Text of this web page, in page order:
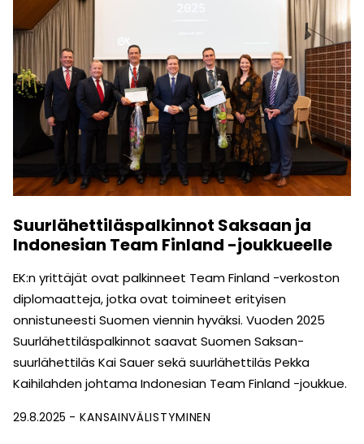
Suurlähettiläspalkinnot Saksaan ja
Indonesian Team Finland -joukkueelle
EK:n yrittäjät ovat palkinneet Team Finland -verkoston
diplomaatteja, jotka ovat toimineet erityisen
onnistuneesti Suomen viennin hyväksi. Vuoden 2025
Suurlähettiläspalkinnot saavat Suomen Saksan-
suurlähettiläs Kai Sauer sekä suurlähettiläs Pekka
Kaihilahden johtama Indonesian Team Finland -joukkue.
29.8.2025 KANSAINVÄLISTYMINEN